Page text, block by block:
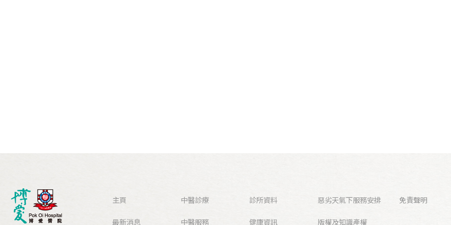
主頁
最新消息
中醫診療
中醫服務
診所資料
健康資訊
惡劣天氣下服務安排
版權及知識產權
免責聲明